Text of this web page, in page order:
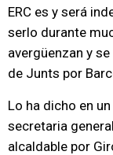
ERC es y será
serlo durante
avergüenzan y
de Junts por
Lo ha dicho en
secretaria
alcaldable por